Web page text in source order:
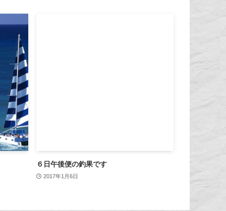
６日午後便の釣果です
2017年1月6日